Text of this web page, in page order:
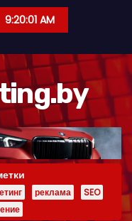
9:20:02 AM
реклама
SEO